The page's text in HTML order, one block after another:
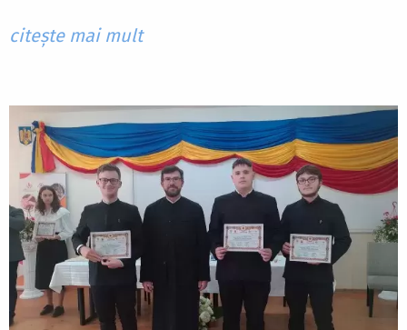
citește mai mult